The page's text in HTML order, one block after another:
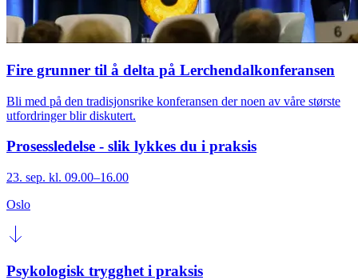
Fire grunner til å delta på Lerchendalkonferansen
Bli med på den tradisjonsrike konferansen der noen av våre største
utfordringer blir diskutert.
Prosessledelse - slik lykkes du i praksis
23. sep. kl. 09.00–16.00
Oslo
Psykologisk trygghet i praksis